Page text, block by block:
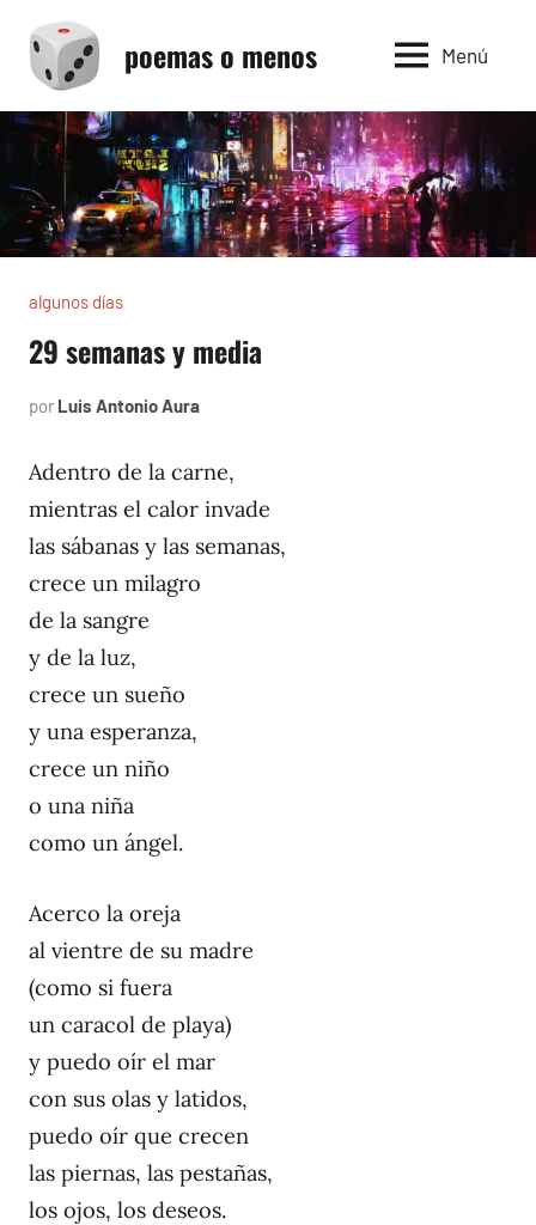
contenido
poemas o menos Menú
algunos días
29 semanas y media
por Luis Antonio Aura
1997
Adentro de la carne,
mientras el calor invade
las sábanas y las semanas,
crece un milagro
de la sangre
y de la luz,
crece un sueño
y una esperanza,
crece un niño
o una niña
como un ángel.
Acerco la oreja
al vientre de su madre
(como si fuera
un caracol de playa)
y puedo oír el mar
con sus olas y latidos,
puedo oír que crecen
las piernas, las pestañas,
los ojos, los deseos.